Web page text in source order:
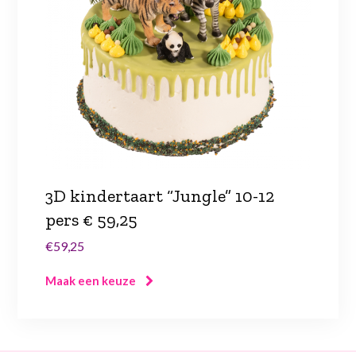
3D kindertaart “Jungle” 10-12
pers € 59,25
€59,25
Maak een keuze